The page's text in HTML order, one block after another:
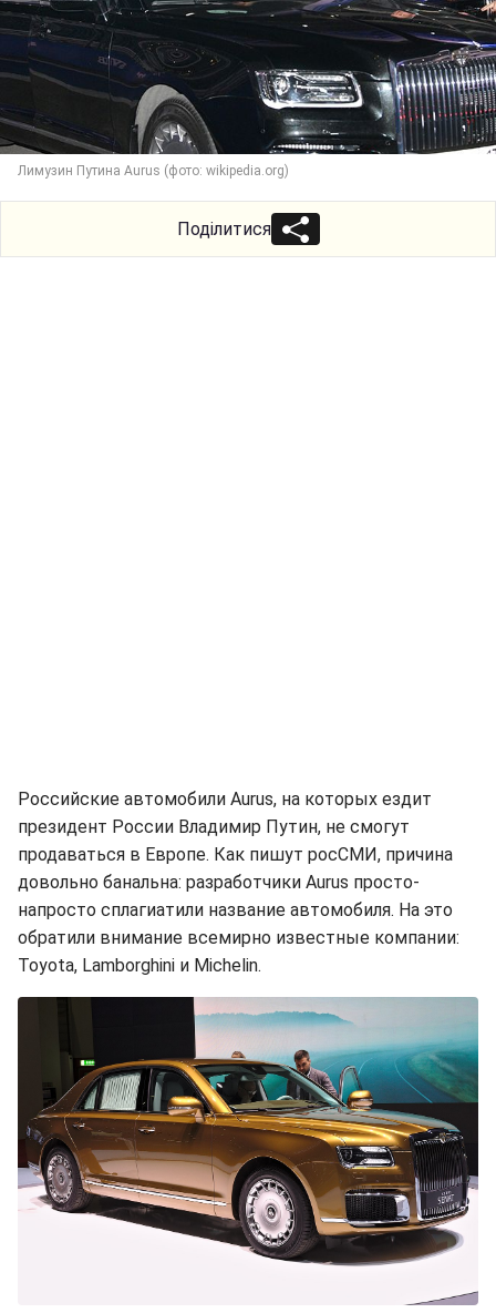
Лимузин Путина Aurus (фото: wikipedia.org)
Поділитися
Российские автомобили Aurus, на которых ездит
президент России Владимир Путин, не смогут
продаваться в Европе. Как пишут росСМИ, причина
довольно банальна: разработчики Aurus просто-
напросто сплагиатили название автомобиля. На это
обратили внимание всемирно известные компании:
Toyota, Lamborghini и Michelin.